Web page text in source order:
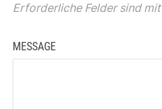
Erforderliche Felder sind mit
MESSAGE